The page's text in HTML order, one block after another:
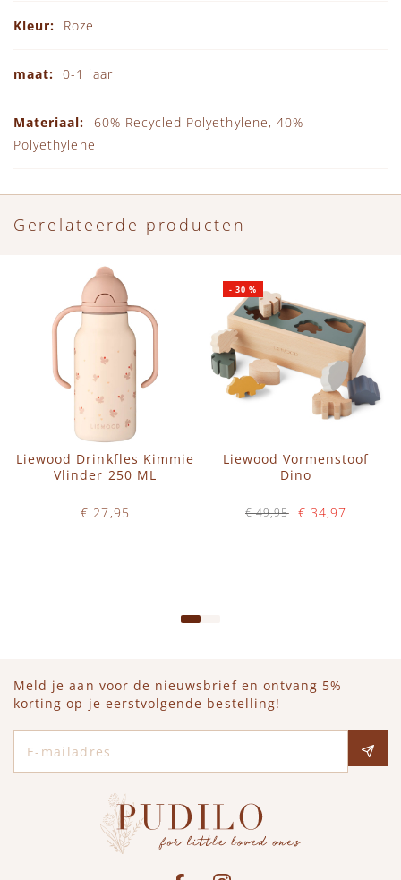
Roze
0-1 jaar
60% Recycled Polyethylene, 40%
Polyethylene
Gerelateerde producten
Liewood Drinkfles Kimmie
Vlinder 250 ML
€ 27,95
Liewood Vormenstoof
Dino
€ 34,97
€ 49,95
-30 %
Meld je aan voor de nieuwsbrief en ontvang 5%
korting op je eerstvolgende bestelling!
See our FacebookBekijk onze Instagram pagina